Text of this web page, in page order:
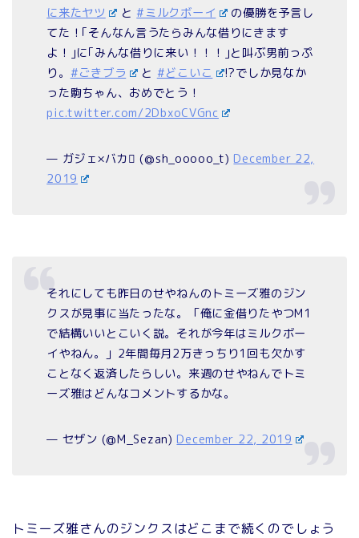
に来たヤツ
と #ミルクボーイ
の優勝を予言し
てた！｢そんなん言うたらみんな借りにきます
よ！｣に｢みんな借りに来い！！！｣と叫ぶ男前っぷ
り。 #ごきブラ と #どこいこ
!?でしか見なか
った駒ちゃん、おめでとう！
pic.twitter.com/2DbxoCVGnc
— ガジェ×バカ (@sh_ooooo_t)December 22,
2019
それにしても昨日のせやねんのトミーズ雅のジン
クスが見事に当たったな。「俺に金借りたやつM1
で結構いいとこいく説。それが今年はミルクボー
イやねん。」2年間毎月2万きっちり1回も欠かす
ことなく返済したらしい。来週のせやねんでトミ
ーズ雅はどんなコメントするかな。
— セザン (@M_Sezan)December 22, 2019
トミーズ雅さんのジンクスはどこまで続くのでしょう